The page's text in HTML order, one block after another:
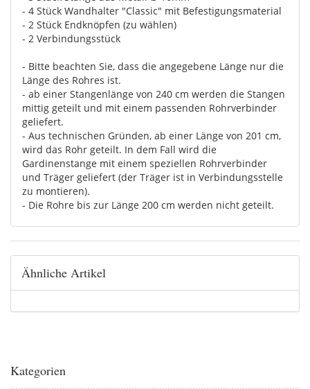
- 4 Stück Wandhalter "Classic" mit Befestigungsmaterial
- 2 Stück Endknöpfen (zu wählen)
- 2 Verbindungsstück
- Bitte beachten Sie, dass die angegebene Länge nur die
Länge des Rohres ist.
- ab einer Stangenlänge von 240 cm werden die Stangen
mittig geteilt und mit einem passenden Rohrverbinder
geliefert.
- Aus technischen Gründen, ab einer Länge von 201 cm,
wird das Rohr geteilt. In dem Fall wird die
Gardinenstange mit einem speziellen Rohrverbinder
und Träger geliefert (der Träger ist in Verbindungsstelle
zu montieren).
- Die Rohre bis zur Länge 200 cm werden nicht geteilt.
Ähnliche Artikel
Kategorien